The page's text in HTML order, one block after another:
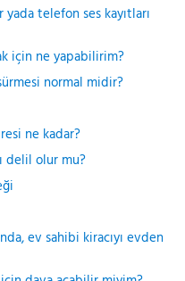
telefon ses kayıtları
için ne yapabilirim?
normal midir?
ne kadar?
delil olur mu?
ev sahibi kiracıyı evden